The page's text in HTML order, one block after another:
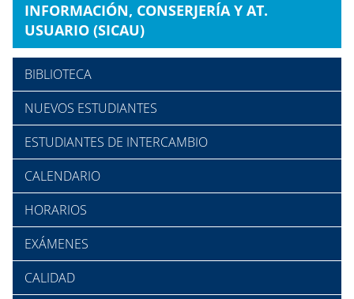
INFORMACIÓN, CONSERJERÍA Y AT.
USUARIO (SICAU)
BIBLIOTECA
NUEVOS ESTUDIANTES
ESTUDIANTES DE INTERCAMBIO
CALENDARIO
HORARIOS
EXÁMENES
CALIDAD